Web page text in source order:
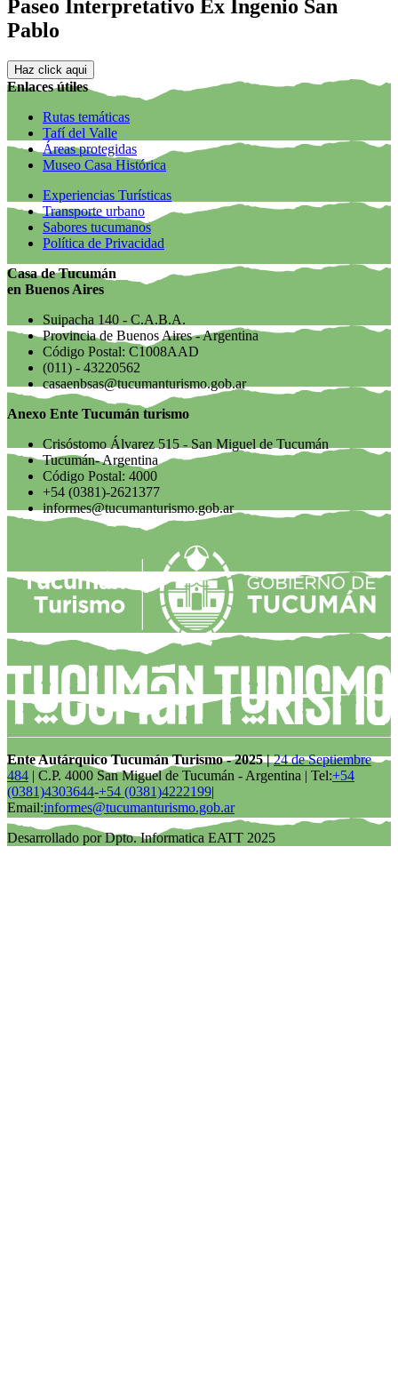
Paseo Interpretativo Ex Ingenio San
Pablo
Haz click aqui
Enlaces útiles
Rutas temáticas
Tafí del Valle
Áreas protegidas
Museo Casa Histórica
Experiencias Turísticas
Transporte urbano
Sabores tucumanos
Política de Privacidad
Casa de Tucumán
en Buenos Aires
Suipacha 140 - C.A.B.A.
Provincia de Buenos Aires - Argentina
Código Postal: C1008AAD
(011) - 43220562
casaenbsas@tucumanturismo.gob.ar
Anexo Ente Tucumán turismo
Crisóstomo Álvarez 515 - San Miguel de Tucumán
Tucumán- Argentina
Código Postal: 4000
+54 (0381)-2621377
informes@tucumanturismo.gob.ar
Ente Autárquico Tucumán Turismo - 2025 |24 de Septiembre
484 | C.P. 4000 San Miguel de Tucumán - Argentina | Tel:+54
(0381)4303644-+54 (0381)4222199|
Email:informes@tucumanturismo.gob.ar
Desarrollado por Dpto. Informatica EATT 2025